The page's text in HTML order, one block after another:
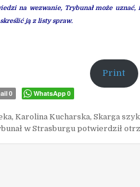
na wezwanie, Trybunał może
ją z listy spraw.
Print
0 WhatsApp0
, Karolina Kucharska, Skarga
w Strasburgu potwierdził